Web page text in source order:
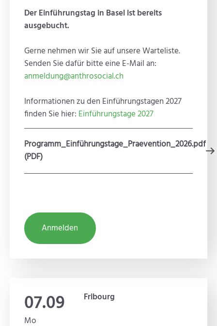
Der Einführungstag in Basel ist bereits
ausgebucht.
Gerne nehmen wir Sie auf unsere Warteliste.
Senden Sie dafür bitte eine E-Mail an:
anmeldung@anthrosocial.ch
Informationen zu den Einführungstagen 2027
finden Sie hier: Einführungstage 2027
Programm_Einführungstage_Praevention_2026.pdf
(PDF)
Anmelden
07.09
Mo
Fribourg